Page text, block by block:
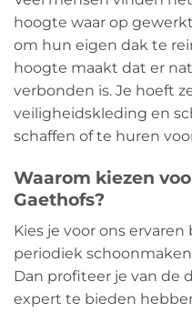
hoogte waar op
om hun eigen dak te
hoogte maakt dat er
verbonden is. Je hoeft
veiligheidskleding en
schaffen of te huren
Waarom kiezen
Gaethofs?
Kies je voor ons
periodiek
Dan profiteer je van de
expert te bieden